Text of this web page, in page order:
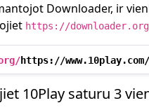
Downloader, ir
https://
https://
10Play saturu 3